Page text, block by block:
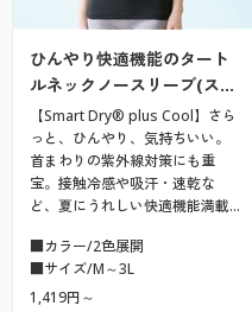
ひんやり快適機能のタート
ルネックノースリーブ(ス…
【Smart Dry® plus Cool】さら
っと、ひんやり、気持ちいい。
首まわりの紫外線対策にも重
宝。接触冷感や吸汗・速乾な
ど、夏にうれしい快適機能満載…
■カラー/2色展開
■サイズ/M～3L
1,419円～